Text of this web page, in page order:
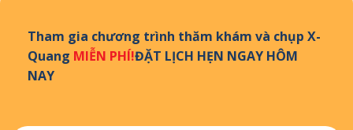
Tham gia chương trình thăm khám và chụp X-
Quang MIỄN PHÍ!ĐẶT LỊCH HẸN NGAY HÔM
NAY